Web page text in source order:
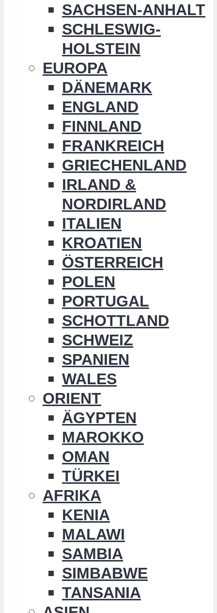
SACHSEN-ANHALT
SCHLESWIG-
HOLSTEIN
EUROPA
DÄNEMARK
ENGLAND
FINNLAND
FRANKREICH
GRIECHENLAND
IRLAND &
NORDIRLAND
ITALIEN
KROATIEN
ÖSTERREICH
POLEN
PORTUGAL
SCHOTTLAND
SCHWEIZ
SPANIEN
WALES
ORIENT
ÄGYPTEN
MAROKKO
OMAN
TÜRKEI
AFRIKA
KENIA
MALAWI
SAMBIA
SIMBABWE
TANSANIA